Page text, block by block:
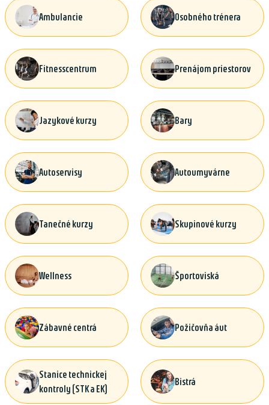
Ambulancie Osobného trénera
Fitnesscentrum Prenájom priestorov
Jazykové kurzy Bary
Autoservisy Autoumyvárne
Tanečné kurzy Skupinové kurzy
Wellness Športoviská
Zábavné centrá Požičovňa áut
Stanice technickej
kontroly (STK a EK)
Bistrá